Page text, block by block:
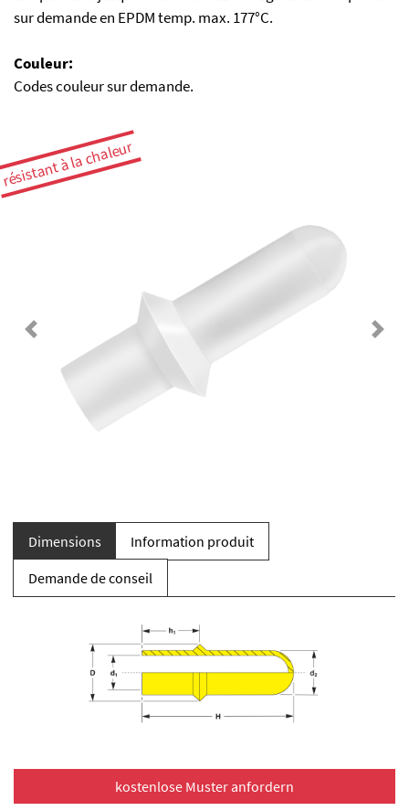
sur demande en EPDM temp. max. 177°C.
Couleur:
Codes couleur sur demande.
résistant à la chaleur
Previous Next
Dimensions
Information produit
Demande de conseil